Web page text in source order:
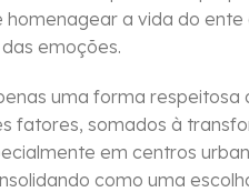
a vida do
emoções.
uma forma
fatores, somados à
em centros
como uma